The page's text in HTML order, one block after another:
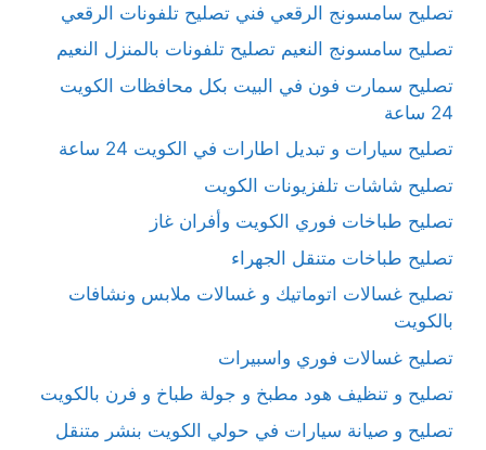
تصليح سامسونج الرقعي فني تصليح تلفونات الرقعي
تصليح سامسونج النعيم تصليح تلفونات بالمنزل النعيم
تصليح سمارت فون في البيت بكل محافظات الكويت
24 ساعة
تصليح سيارات و تبديل اطارات في الكويت 24 ساعة
تصليح شاشات تلفزيونات الكويت
تصليح طباخات فوري الكويت وأفران غاز
تصليح طباخات متنقل الجهراء
تصليح غسالات اتوماتيك و غسالات ملابس ونشافات
بالكويت
تصليح غسالات فوري واسبيرات
تصليح و تنظيف هود مطبخ و جولة طباخ و فرن بالكويت
تصليح و صيانة سيارات في حولي الكويت بنشر متنقل